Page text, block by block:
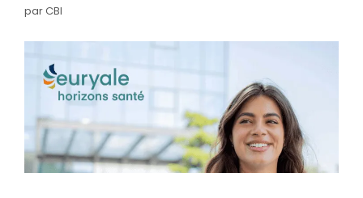
parCBI